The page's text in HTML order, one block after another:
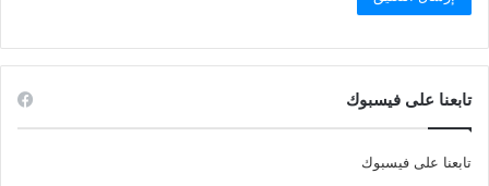
تابعنا على فيسبوك
تابعنا على فيسبوك